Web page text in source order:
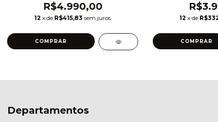
R$4.990,00
12 x de R$415,83 sem juros 12 x de
Departamentos